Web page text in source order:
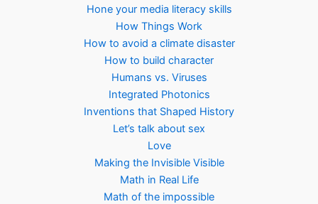
Hone your media literacy skills
How Things Work
How to avoid a climate disaster
How to build character
Humans vs. Viruses
Integrated Photonics
Inventions that Shaped History
Let’s talk about sex
Love
Making the Invisible Visible
Math in Real Life
Math of the impossible